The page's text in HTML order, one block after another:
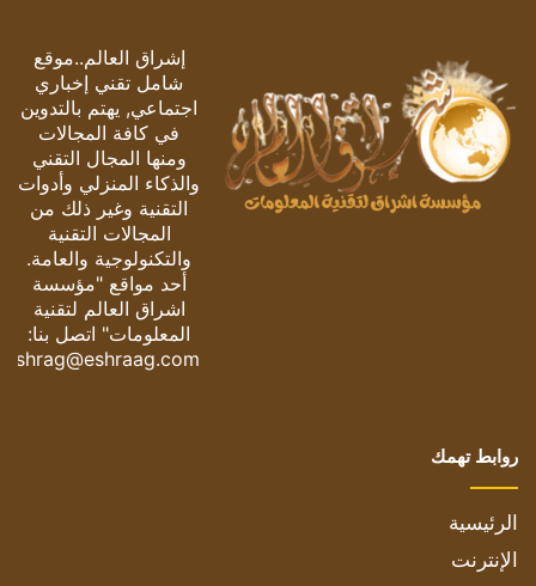
إشراق العالم..موقع
شامل تقني إخباري
اجتماعي, يهتم بالتدوين
في كافة المجالات
ومنها المجال التقني
والذكاء المنزلي وأدوات
التقنية وغير ذلك من
المجالات التقنية
والتكنولوجية والعامة.
أحد مواقع "مؤسسة
اشراق العالم لتقنية
المعلومات" اتصل بنا:
eshrag@eshraag.com
روابط تهمك
الرئيسية
الإنترنت